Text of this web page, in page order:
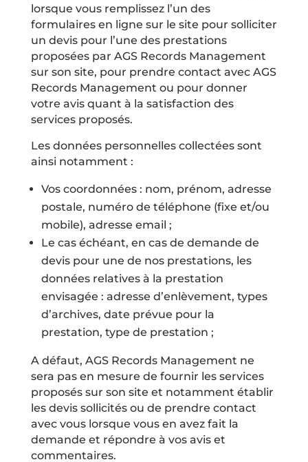
lorsque vous remplissez l’un des
formulaires en ligne sur le site pour solliciter
un devis pour l’une des prestations
proposées par AGS Records Management
sur son site, pour prendre contact avec AGS
Records Management ou pour donner
votre avis quant à la satisfaction des
services proposés.
Les données personnelles collectées sont
ainsi notamment :
Vos coordonnées : nom, prénom, adresse
postale, numéro de téléphone (fixe et/ou
mobile), adresse email ;
Le cas échéant, en cas de demande de
devis pour une de nos prestations, les
données relatives à la prestation
envisagée : adresse d’enlèvement, types
d’archives, date prévue pour la
prestation, type de prestation ;
A défaut, AGS Records Management ne
sera pas en mesure de fournir les services
proposés sur son site et notamment établir
les devis sollicités ou de prendre contact
avec vous lorsque vous en avez fait la
demande et répondre à vos avis et
commentaires.